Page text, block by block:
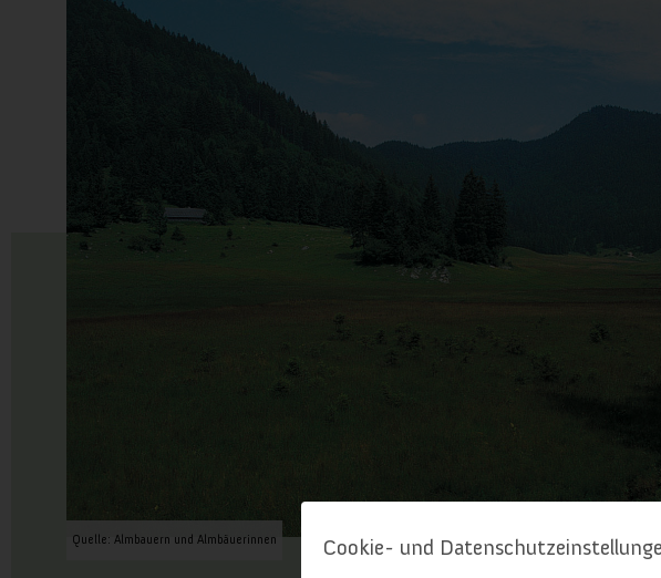
Cookie- und
Quelle: Almbauern und Almbäuerinnen